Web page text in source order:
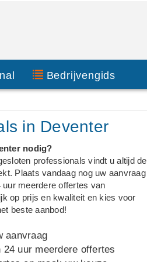
Bedrijvengids
in Deventer
nodig?
professionals vindt u altijd de
Plaats vandaag nog uw aanvraag
uur meerdere offertes van
op prijs en kwaliteit en kies voor
beste aanbod!
aanvraag
24 uur meerdere offertes